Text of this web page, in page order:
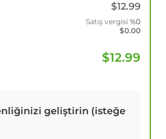
$12.99
Satış vergisi %0
$0.00
$12.99
geliştirin (isteğe